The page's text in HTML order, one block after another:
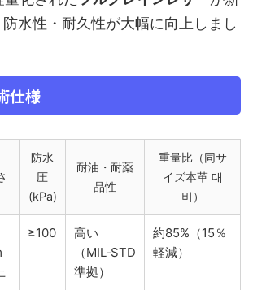
水性・耐久性が大幅に向上しまし
仕様
防水
圧
(kPa)
耐油・耐薬
品性
重量比（同サ
イズ本革 대
비）
≥100
高い
（MIL‑STD
準拠）
約85%（15％
軽減）